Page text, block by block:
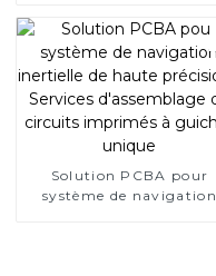
Solution PCBA pour
système de navigation